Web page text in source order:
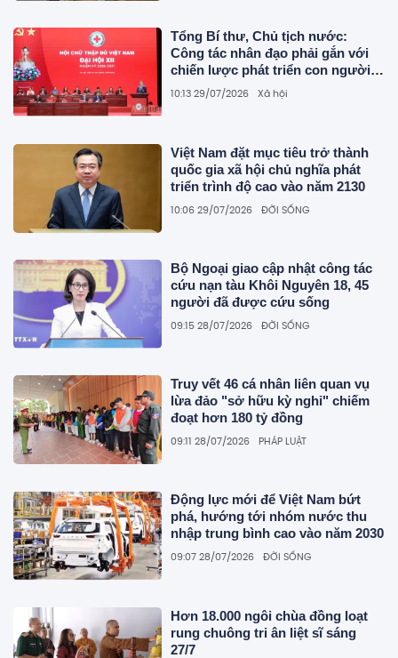
Tổng Bí thư, Chủ tịch nước:
Công tác nhân đạo phải gắn với
chiến lược phát triển con người
và an sinh xã hội
10:13 29/07/2026 Xã hội
Việt Nam đặt mục tiêu trở thành
quốc gia xã hội chủ nghĩa phát
triển trình độ cao vào năm 2130
10:06 29/07/2026 ĐỜI SỐNG
Bộ Ngoại giao cập nhật công tác
cứu nạn tàu Khôi Nguyên 18, 45
người đã được cứu sống
09:15 28/07/2026 ĐỜI SỐNG
Truy vết 46 cá nhân liên quan vụ
lừa đảo "sở hữu kỳ nghỉ" chiếm
đoạt hơn 180 tỷ đồng
09:11 28/07/2026 PHÁP LUẬT
Động lực mới để Việt Nam bứt
phá, hướng tới nhóm nước thu
nhập trung bình cao vào năm 2030
09:07 28/07/2026 ĐỜI SỐNG
Hơn 18.000 ngôi chùa đồng loạt
rung chuông tri ân liệt sĩ sáng
27/7